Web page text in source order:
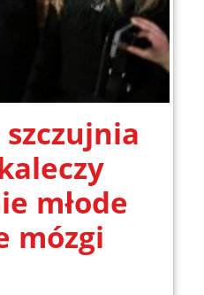
młode
mózgi